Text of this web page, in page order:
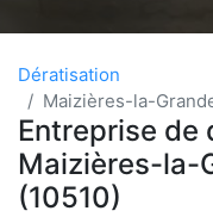
Dératisation
Maizières-la-
Entreprise de
Maizières-la-
(10510)